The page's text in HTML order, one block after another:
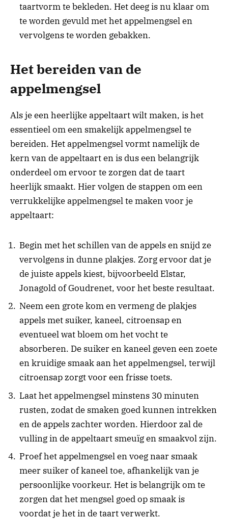
taartvorm te bekleden. Het deeg is nu klaar om
te worden gevuld met het appelmengsel en
vervolgens te worden gebakken.
Het bereiden van de
appelmengsel
Als je een heerlijke appeltaart wilt maken, is het
essentieel om een smakelijk appelmengsel te
bereiden. Het appelmengsel vormt namelijk de
kern van de appeltaart en is dus een belangrijk
onderdeel om ervoor te zorgen dat de taart
heerlijk smaakt. Hier volgen de stappen om een
verrukkelijke appelmengsel te maken voor je
appeltaart:
Begin met het schillen van de appels en snijd ze
vervolgens in dunne plakjes. Zorg ervoor dat je
de juiste appels kiest, bijvoorbeeld Elstar,
Jonagold of Goudrenet, voor het beste resultaat.
Neem een grote kom en vermeng de plakjes
appels met suiker, kaneel, citroensap en
eventueel wat bloem om het vocht te
absorberen. De suiker en kaneel geven een zoete
en kruidige smaak aan het appelmengsel, terwijl
citroensap zorgt voor een frisse toets.
Laat het appelmengsel minstens 30 minuten
rusten, zodat de smaken goed kunnen intrekken
en de appels zachter worden. Hierdoor zal de
vulling in de appeltaart smeuïg en smaakvol zijn.
Proef het appelmengsel en voeg naar smaak
meer suiker of kaneel toe, afhankelijk van je
persoonlijke voorkeur. Het is belangrijk om te
zorgen dat het mengsel goed op smaak is
voordat je het in de taart verwerkt.